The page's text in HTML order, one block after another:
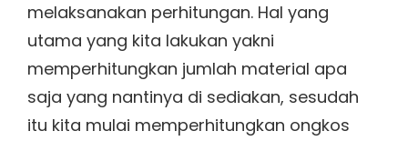
melaksanakan perhitungan. Hal yang
utama yang kita lakukan yakni
memperhitungkan jumlah material apa
saja yang nantinya di sediakan, sesudah
itu kita mulai memperhitungkan ongkos